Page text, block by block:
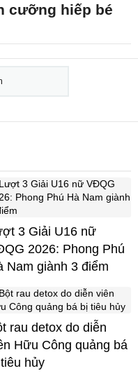
cưỡng hiếp bé
3 Giải U16 nữ
2026: Phong Phú
Nam giành 3 điểm
rau detox do diễn
Hữu Công quảng bá
hủy